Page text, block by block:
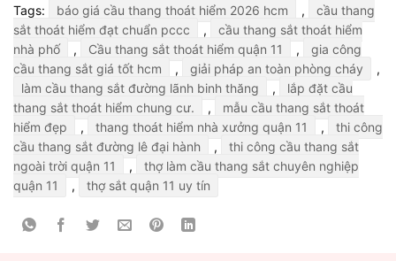
Tags:
báo giá cầu thang thoát hiểm 2026 hcm ,
cầu thang
sắt thoát hiểm đạt chuẩn pccc
,
cầu thang sắt thoát hiểm
nhà phố
, Cầu thang sắt thoát hiểm quận 11 ,
gia công
cầu thang sắt giá tốt hcm
, giải pháp an toàn phòng cháy
,
làm cầu thang sắt đường lãnh binh thăng
,
lắp đặt cầu
thang sắt thoát hiểm chung cư.
,
mẫu cầu thang sắt thoát
hiểm đẹp
, thang thoát hiểm nhà xưởng quận 11 ,
thi công
cầu thang sắt đường lê đại hành
,
thi công cầu thang sắt
ngoài trời quận 11
,
thợ làm cầu thang sắt chuyên nghiệp
quận 11
, thợ sắt quận 11 uy tín